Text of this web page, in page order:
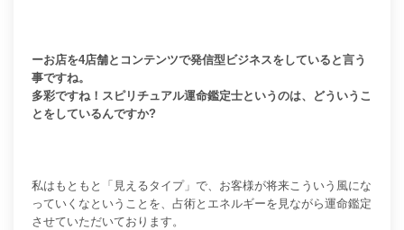
ーお店を4店舗とコンテンツで発信型ビジネスをしていると言う
事ですね。
多彩ですね！スピリチュアル運命鑑定士というのは、どういうこ
とをしているんですか?
私はもともと「見えるタイプ」で、お客様が将来こういう風にな
っていくなということを、占術とエネルギーを見ながら運命鑑定
させていただいております。